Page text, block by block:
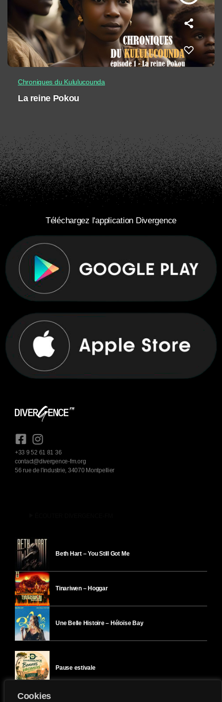
Cookies
Chroniques du Kululucounda
La reine Pokou
Téléchargez l'application Divergence
+33 9 52 61 81 36
contact@divergence-fm.org
56 rue de l'industrie, 34070 Montpellier
Beth Hart – You Still Got Me
Tinariwen – Hoggar
Une Belle Histoire – Héloïse Bay
Pause estivale